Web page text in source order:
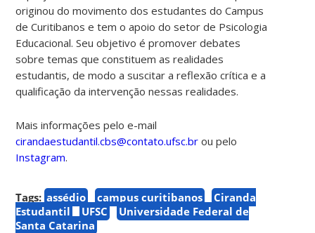
originou do movimento dos estudantes do Campus
de Curitibanos e tem o apoio do setor de Psicologia
Educacional. Seu objetivo é promover debates
sobre temas que constituem as realidades
estudantis, de modo a suscitar a reflexão crítica e a
qualificação da intervenção nessas realidades.
Mais informações pelo e-mail
cirandaestudantil.cbs@contato.ufsc.br ou pelo
Instagram.
Tags: assédio campus curitibanos
Ciranda
Estudantil
UFSC
Universidade Federal de
Santa Catarina